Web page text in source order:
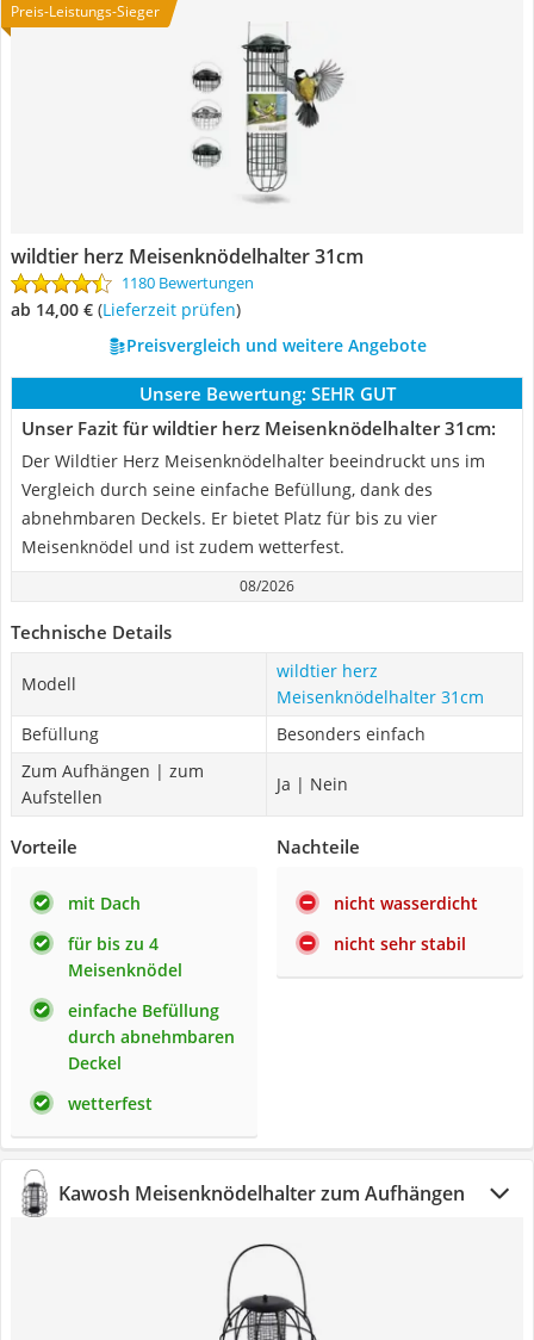
Preis-Leistungs-Sieger
wildtier herz Meisenknödelhalter 31cm
1180 Bewertungen
ab 14,00 € (Lieferzeit prüfen)
Preisvergleich und weitere Angebote
Unsere Bewertung: SEHR GUT
Unser Fazit für wildtier herz Meisenknödelhalter 31cm:
Der Wildtier Herz Meisenknödelhalter beeindruckt uns im
Vergleich durch seine einfache Befüllung, dank des
abnehmbaren Deckels. Er bietet Platz für bis zu vier
Meisenknödel und ist zudem wetterfest.
08/2026
Technische Details
Modell
wildtier herz
Meisenknödelhalter 31cm
Befüllung
Besonders einfach
Zum Aufhängen | zum
Aufstellen
Ja | Nein
Vorteile
mit Dach
für bis zu 4
Meisenknödel
einfache Befüllung
durch abnehmbaren
Deckel
wetterfest
Nachteile
nicht wasserdicht
nicht sehr stabil
Kawosh Meisenknödelhalter zum Aufhängen